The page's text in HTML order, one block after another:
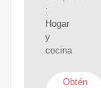
:
Hogar
y
cocina
Obtén